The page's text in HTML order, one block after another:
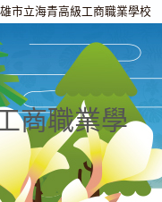
市立海青高級工商職業學校
商職業學